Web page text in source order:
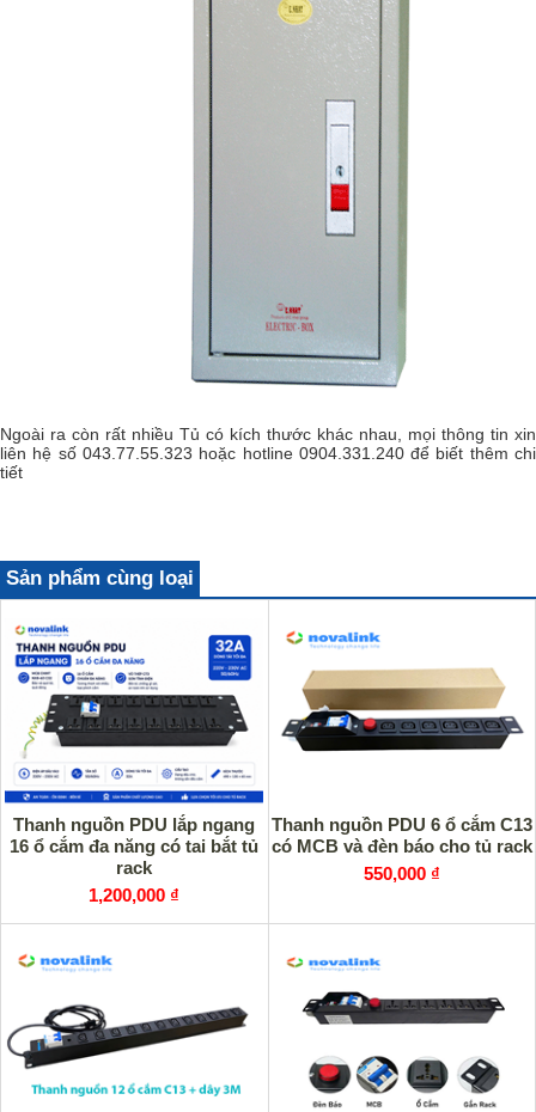
Ngoài ra còn rất nhiều Tủ có kích thước khác nhau, mọi thông tin xin
liên hệ số 043.77.55.323 hoặc hotline 0904.331.240 để biết thêm chi
tiết
Sản phẩm cùng loại
Thanh nguồn PDU lắp ngang
16 ổ cắm đa năng có tai bắt tủ
rack
1,200,000 ₫
Thanh nguồn PDU 6 ổ cắm C13
có MCB và đèn báo cho tủ rack
550,000 ₫